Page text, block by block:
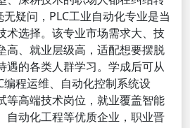
疑问，PLC工业自动化专业是当
术选择。该专业市场需求大、技
高、就业层级高，适配想要摆脱
遇的各类人群学习。学成后可从
编程运维、自动化控制系统设
等高端技术岗位，就业覆盖智能
自动化工程等优质企业，职业晋